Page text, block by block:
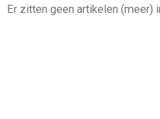
Er zitten geen artikelen (meer)